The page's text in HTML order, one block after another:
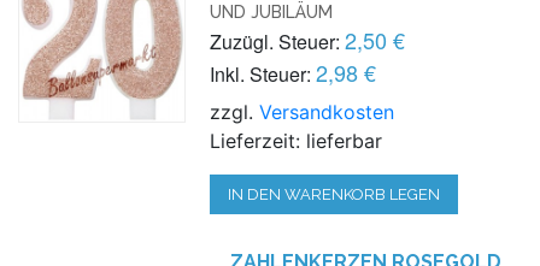
UND JUBILÄUM
Zuzügl. Steuer: 2,50 €
Inkl. Steuer: 2,98 €
zzgl.Versandkosten
Lieferzeit: lieferbar
IN DEN WARENKORB LEGEN